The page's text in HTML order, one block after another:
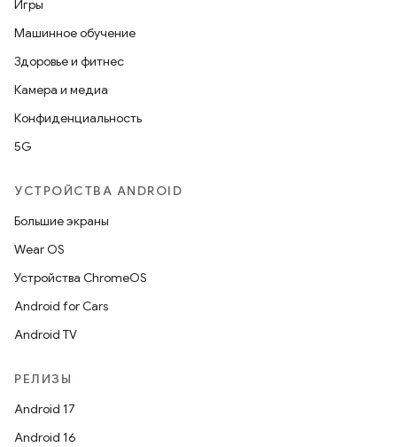
Игры
Машинное обучение
Здоровье и фитнес
Камера и медиа
Конфиденциальность
5G
УСТРОЙСТВА ANDROID
Большие экраны
Wear OS
Устройства ChromeOS
Android for Cars
Android TV
РЕЛИЗЫ
Android 17
Android 16